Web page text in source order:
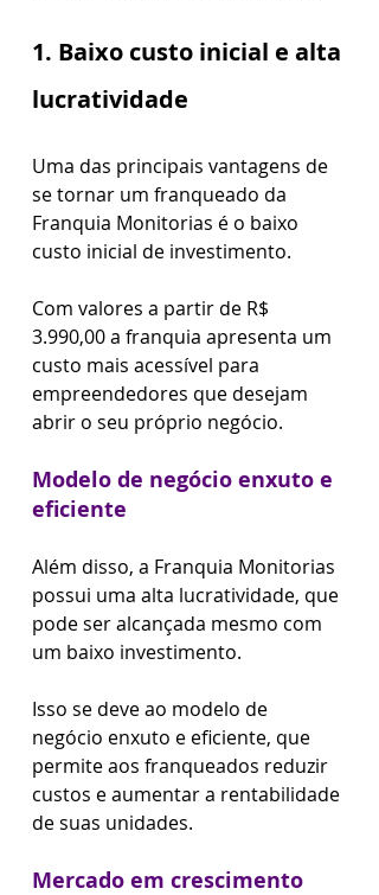
1. Baixo custo inicial e alta
lucratividade
Uma das principais vantagens de
se tornar um franqueado da
Franquia Monitorias é o baixo
custo inicial de investimento.
Com valores a partir de R$
3.990,00 a franquia apresenta um
custo mais acessível para
empreendedores que desejam
abrir o seu próprio negócio.
Modelo de negócio enxuto e
eficiente
Além disso, a Franquia Monitorias
possui uma alta lucratividade, que
pode ser alcançada mesmo com
um baixo investimento.
Isso se deve ao modelo de
negócio enxuto e eficiente, que
permite aos franqueados reduzir
custos e aumentar a rentabilidade
de suas unidades.
Mercado em crescimento